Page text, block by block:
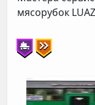
мясорубок